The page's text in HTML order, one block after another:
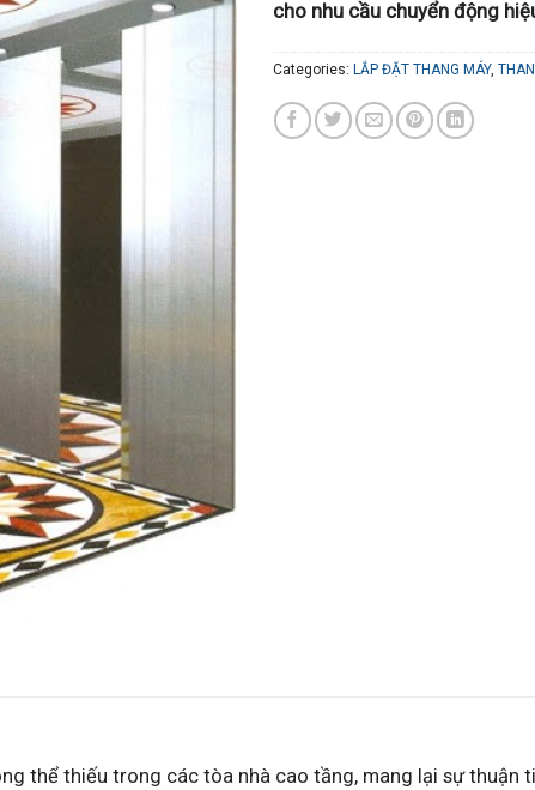
cho nhu cầu chuyển động
Categories: LẮP ĐẶT THANG MÁY,
thể thiếu trong các tòa nhà cao tầng, mang lại sự thuận